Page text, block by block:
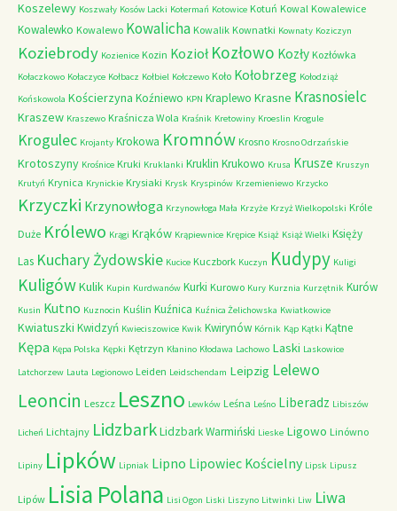
Koszelewy Koszwały Kosów Lacki Kotermań Kotowice Kotuń Kowal Kowalewice
Kowalewko Kowalewo Kowalicha Kowalik Kownatki Kownaty Koziczyn
Koziebrody Kozienice Kozin Kozioł Kozłowo Kozły Kozłówka
Kołaczkowo Kołaczyce Kołbacz Kołbiel Kołczewo Koło Kołobrzeg Kołodziąż
Końskowola Kościerzyna Koźniewo KPN Kraplewo Krasne Krasnosielc
Kraszew Kraszewo Kraśnicza Wola Kraśnik Kretowiny Kroeslin Krogule
Krogulec Krojanty Krokowa Kromnów Krosno Krosno Odrzańskie
Krotoszyny Krośnice Kruki Kruklanki Kruklin Krukowo Krusa Krusze Kruszyn
Krutyń Krynica Krynickie Krysiaki Krysk Kryspinów Krzemieniewo Krzycko
Krzyczki Krzynowłoga Krzynowłoga Mała Krzyże Krzyż Wielkopolski Króle
Duże Królewo Krągi Krąków Krąpiewnice Krępice Książ Książ Wielki Księży
Las Kuchary Żydowskie Kucice Kuczbork Kuczyn Kudypy Kuligi
KuligówKulik Kupin Kurdwanów Kurki Kurowo Kury Kurznia Kurzętnik Kurów
Kusin Kutno Kuznocin Kuślin Kuźnica Kuźnica Żelichowska Kwiatkowice
Kwiatuszki Kwidzyń Kwieciszowice Kwik Kwirynów Kórnik Kąp Kątki Kątne
Kępa Kępa Polska Kępki Kętrzyn Kłanino Kłodawa Lachowo Laski Laskowice
Latchorzew Lauta Legionowo Leiden Leidschendam Leipzig Lelewo
Leoncin Leszcz Leszno Lewków Leśna Leśno Liberadz Libiszów
Licheń Lichtajny LidzbarkLidzbark Warmiński Lieske Ligowo Linówno
Lipiny Lipków Lipniak Lipno Lipowiec Kościelny Lipsk Lipusz
Lipów Lisia Polana Lisi Ogon Liski Liszyno Litwinki Liw Liwa